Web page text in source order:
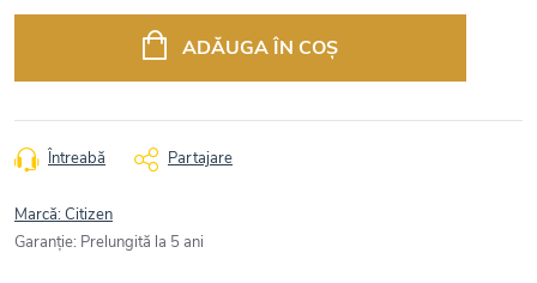
ADĂUGA ÎN COŞ
Întreabă Partajare
Marcă:Citizen
Garanţie: Prelungită la 5 ani